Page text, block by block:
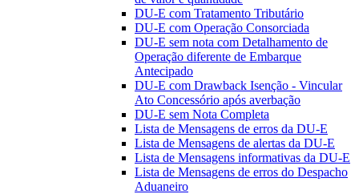
DU-E com Tratamento Tributário
DU-E com Operação Consorciada
DU-E sem nota com Detalhamento de
Operação diferente de Embarque
Antecipado
DU-E com Drawback Isenção - Vincular
Ato Concessório após averbação
DU-E sem Nota Completa
Lista de Mensagens de erros da DU-E
Lista de Mensagens de alertas da DU-E
Lista de Mensagens informativas da DU-E
Lista de Mensagens de erros do Despacho
Aduaneiro